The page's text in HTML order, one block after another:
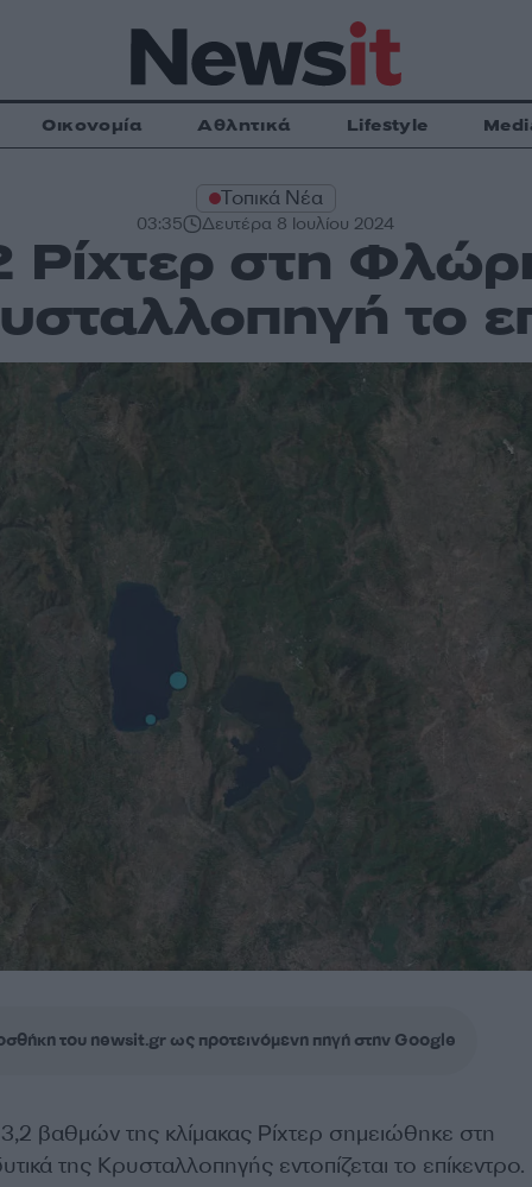
Οικονομία Αθλητικά Lifestyle
Τοπικά Νέα
03:35 Δευτέρα 8 Ιουλίου 2024
Ρίχτερ στη
το
του newsit.gr ως προτεινόμενη πηγή στην Google
βαθμών της κλίμακας Ρίχτερ σημειώθηκε στη
της Κρυσταλλοπηγής εντοπίζεται το επίκεντρο.